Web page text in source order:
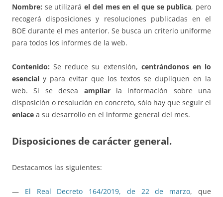
Nombre: se utilizaráel del mes en el que se publica, pero
recogerá disposiciones y resoluciones publicadas en el
BOE durante el mes anterior. Se busca un criterio uniforme
para todos los informes de la web.
Contenido: Se reduce su extensión, centrándonos en lo
esencial y para evitar que los textos se dupliquen en la
web. Si se desea ampliarla información sobre una
disposición o resolución en concreto, sólo hay que seguir el
enlace a su desarrollo en el informe general del mes.
Disposiciones de carácter general.
Destacamos las siguientes:
— El Real Decreto 164/2019, de 22 de marzo, que